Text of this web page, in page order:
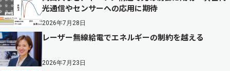
光通信やセンサーへの応用に期待
2026年7月28日
レーザー無線給電でエネルギーの制約を越える
2026年7月23日